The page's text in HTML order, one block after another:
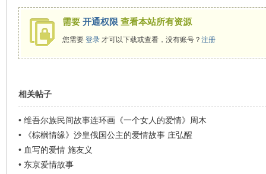
需要 开通权限 查看本站所有资源
您需要 登录才可以下载或查看，没有账号？ 注册
相关帖子
• 维吾尔族民间故事连环画《一个女人的爱情》周木
•
《棕榈情缘》沙皇俄国公主的爱情故事 庄弘醒
• 血写的爱情 施友义
• 东京爱情故事